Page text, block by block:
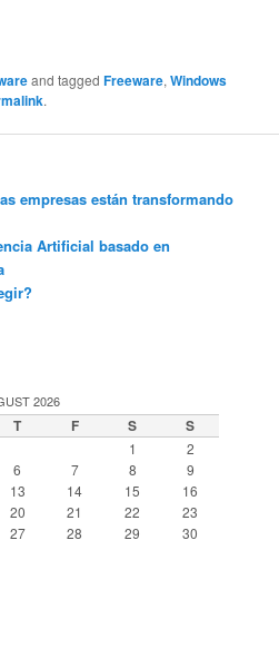
and taggedFreeware,Windows
.
empresas están transformando
Artificial basado en
2026
T F S S
1
2
6 7 8
9
13 14 15
16
20 21 22
23
27 28 29
30